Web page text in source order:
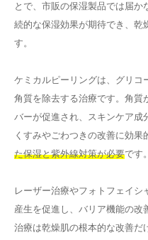
とで、市販の保湿製品では届
続的な保湿効果が期待でき、乾
す。
ケミカルピーリングは、グリコ
角質を除去する治療です。角質
バーが促進され、スキンケア成
くすみやごわつきの改善に効果
た保湿と紫外線対策が必要です。
レーザー治療やフォトフェイ
産生を促進し、バリア機能の
治療は乾燥肌の根本的な改善だ